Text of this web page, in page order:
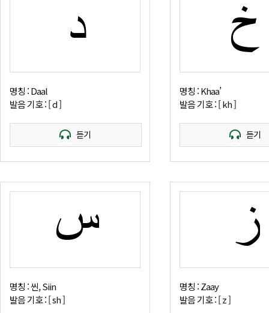
د
명칭 : Daal
발음 기호 : [ d ]
듣기
خ
명칭 : Khaa’
발음 기호 : [ kh ]
듣기
س
명칭 : 씬, Siin
발음 기호 : [ sh ]
ز
명칭 : Zaay
발음 기호 : [ z ]